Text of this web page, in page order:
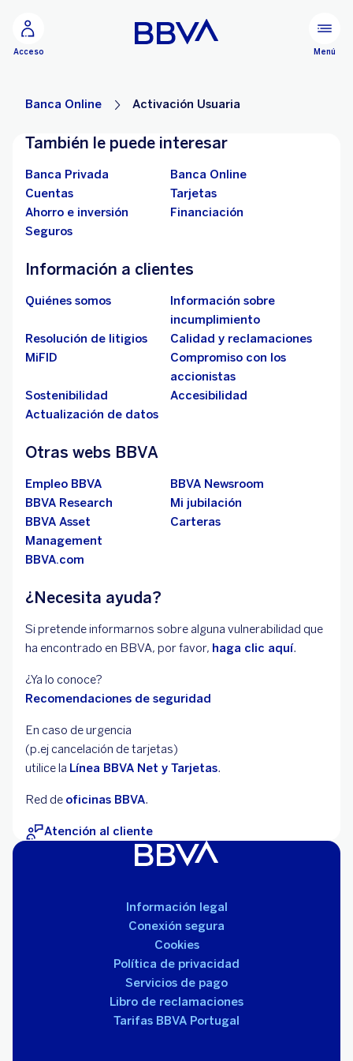
Configurar personalización
Acceso Menú
Banca Online Activación Usuaria
También le puede interesar
Banca Privada
Banca Online
Cuentas
Tarjetas
Ahorro e inversión
Financiación
Seguros
Información a clientes
Quiénes somos
Información sobre
incumplimiento
Resolución de litigios
Calidad y reclamaciones
MiFID
Compromiso con los
accionistas
Sostenibilidad
Accesibilidad
Actualización de datos
Otras webs BBVA
Empleo BBVA
BBVA Newsroom
BBVA Research
Mi jubilación
BBVA Asset
Management
Carteras
BBVA.com
¿Necesita ayuda?
Si pretende informarnos sobre alguna vulnerabilidad que
ha encontrado en BBVA, por favor, haga clic aquí.
¿Ya lo conoce?
Recomendaciones de seguridad
En caso de urgencia
(p.ej cancelación detarjetas)
utilice la Línea BBVA Net y Tarjetas.
Red de oficinas BBVA.
Atención al cliente
Información legal
Conexión segura
Cookies
Política de privacidad
Servicios de pago
Libro de reclamaciones
Tarifas BBVA Portugal